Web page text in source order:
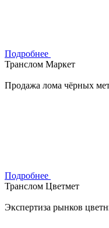
Подробнее
Транслом Маркет
Продажа лома чёрных
Подробнее
Транслом Цветмет
Экспертиза рынков